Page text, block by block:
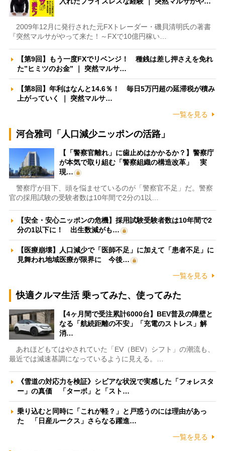
2009年12月に発行された元FXトレーダー・磯貝清明氏の著書
『突然マルサがやって来た！～FXで10億円稼い…
【第9回】もう一度FXでリベンジ！ 種銭は差し押さえを免れ
た”ヒミツのお金” ｜ 突然マルサ…
【第8回】年利はなんと14.6％！ 毎日5万円超の延滞税が積み
上がっていく ｜ 突然マルサ…
一覧を見る
河合雅司「人口減少ニッポンの活路」
【「警察官離れ」に歯止めはかかるか？】警察庁
が本気で取り組む「警察組織の構造改革」 実
現…
警察庁が目下、頭を悩ませているのが「警察官不足」だ。警察
官の採用試験の受験者数は10年間で2分の1以…
【安全・安心ニッポンの危機】採用試験受験者数は10年間で2
分の1以下に！ 出生数減がも…
【医療崩壊】人口減少で「医師不足」に加えて「患者不足」に
見舞われ地域医療が限界に 今後…
一覧を見る
快適クルマ生活 乗ってみた、使ってみた
【4ヶ月間で受注累計6000台】BEV普及の障壁と
なる「航続距離の不安」「充電のストレス」解
消…
あれほどもてはやされていた「EV（BEV）シフト」の潮流も、
最近では減速基調になっているように見える。…
《雪道の対応力を検証》シビアな状況で実感した「フォレスタ
ー」の真価 「ターボ」と「スト…
乗り込むと同時に「これが軽？」と戸惑うのには理由があっ
た 「日産ルークス」さらなる躍進…
一覧を見る